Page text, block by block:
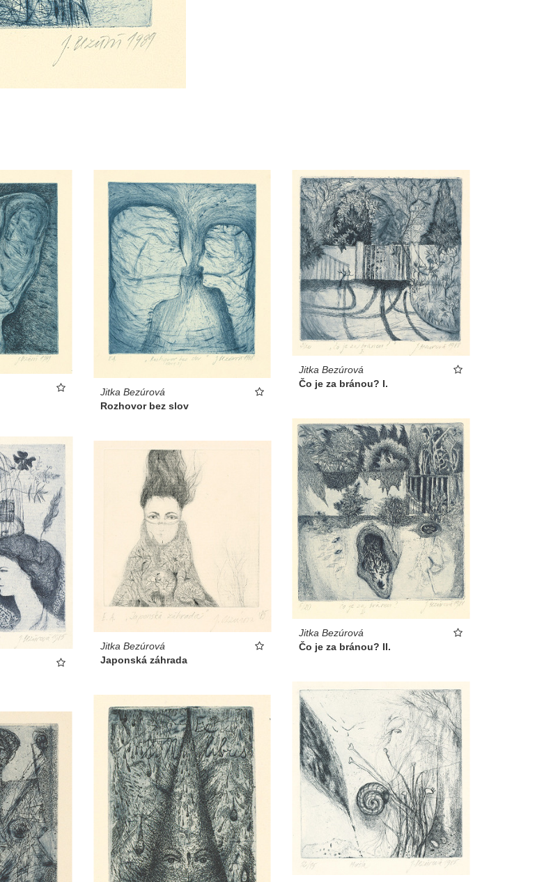
Jitka Bezúrová
Rozhovor bez slov
Jitka Bezúrová
Čo je za bránou? I.
Jitka Bezúrová
Čo je za bránou? II.
Jitka Bezúrová
Japonská záhrada